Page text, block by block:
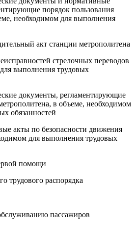
порядок пользования
необходимом для выполнения
акт станции метрополитена
стрелочных переводов
выполнения трудовых
документы, регламентирующие
в объеме, необходимом
обязанностей
акты по безопасности движения
для выполнения трудовых
помощи
трудового распорядка
пассажиров